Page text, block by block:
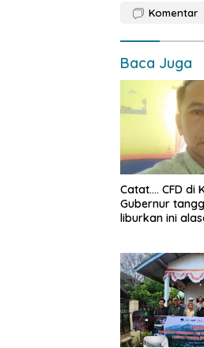
o
o
k
A
p
p
Komentar
Baca Juga
Catat…. CFD di
Gubernur
liburkan ini